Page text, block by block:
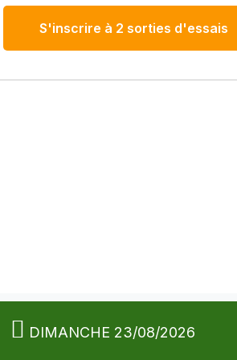
S'inscrire à 2 sorties d'essais
DIMANCHE 23/08/2026